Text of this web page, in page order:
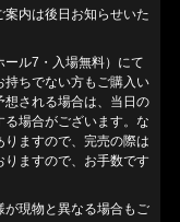
内は後日お知らせいた
ル7・入場無料）にて
ちでない方もご購入い
される場合は、当日の
場合がございます。な
ますので、完売の際は
りますので、お手数です
現物と異なる場合もご